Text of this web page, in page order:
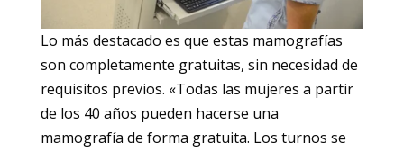
Lo más destacado es que estas mamografías
son completamente gratuitas, sin necesidad de
requisitos previos. «Todas las mujeres a partir
de los 40 años pueden hacerse una
mamografía de forma gratuita. Los turnos se